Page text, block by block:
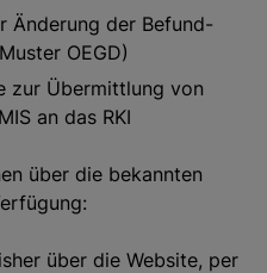
Änderung der Befund-
OEGD)
zur Übermittlung von
an das RKI
über die bekannten
über die Website, per